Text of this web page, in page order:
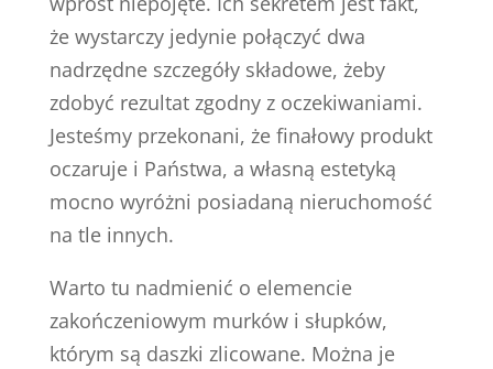
że wystarczy jedynie połączyć dwa
nadrzędne szczegóły składowe, żeby
zdobyć rezultat zgodny z oczekiwaniami.
Jesteśmy przekonani, że finałowy produkt
oczaruje i Państwa, a własną estetyką
mocno wyróżni posiadaną nieruchomość
na tle innych.
Warto tu nadmienić o elemencie
zakończeniowym murków i słupków,
którym są daszki zlicowane. Można je